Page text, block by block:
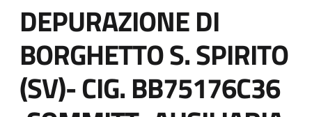
DEPURAZIONE DI
BORGHETTO S. SPIRITO
(SV)- CIG. BB75176C36